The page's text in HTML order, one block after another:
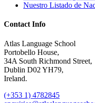
Nuestro Listado de
Contact Info
Atlas Language School
Portobello House,
34A South Richmond Street,
Dublin D02 YH79,
Ireland.
(+353 1) 4782845